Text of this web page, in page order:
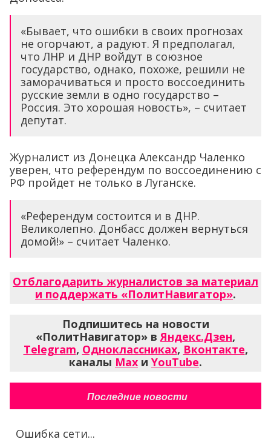
«Бывает, что ошибки в своих прогнозах
не огорчают, а радуют. Я предполагал,
что ЛНР и ДНР войдут в союзное
государство, однако, похоже, решили не
заморачиваться и просто воссоединить
русские земли в одно государство –
Россия. Это хорошая новость», – считает
депутат.
Журналист из Донецка Александр Чаленко
уверен, что референдум по воссоединению с
РФ пройдет не только в Луганске.
«Референдум состоится и в ДНР.
Великолепно. Донбасс должен вернуться
домой!» – считает Чаленко.
Отблагодарить журналистов за материал
и поддержать «ПолитНавигатор».
Подпишитесь на новости
«ПолитНавигатор» вЯндекс.Дзен,
Telegram, Одноклассниках, Вконтакте,
каналы Max и YouTube.
Последние новости
Ошибка сети...